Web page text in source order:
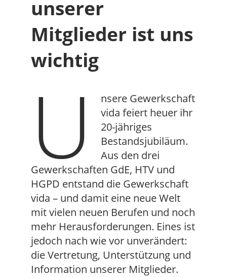
unserer
Mitglieder ist uns
wichtig
U
nsere Gewerkschaft
vida feiert heuer ihr
20-jähriges
Bestandsjubiläum.
Aus den drei
Gewerkschaften GdE, HTV und
HGPD entstand die Gewerkschaft
vida – und damit eine neue Welt
mit vielen neuen Berufen und noch
mehr Herausforderungen. Eines ist
jedoch nach wie vor unverändert:
die Vertretung, Unterstützung und
Information unserer Mitglieder.